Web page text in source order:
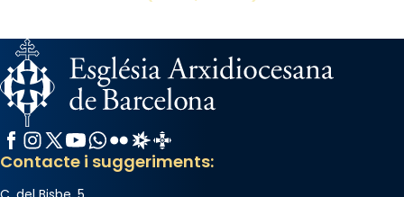
Facebook
Instagram
X / Twitter
YouTube
WhatsApp
FlickrRadio Estel
Catalunya Cristiana
Contacte i suggeriments: